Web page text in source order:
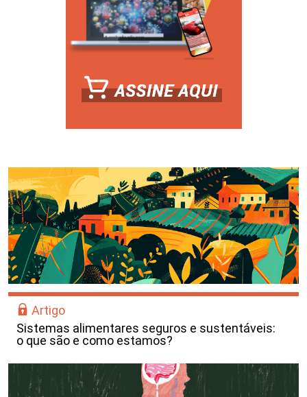
Artigo
Sistemas alimentares seguros e sustentáveis:
o que são e como estamos?